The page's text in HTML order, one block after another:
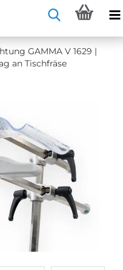
GAMMA V 1629 |
an Tisch­frä­se